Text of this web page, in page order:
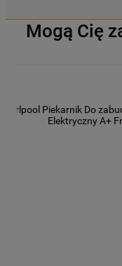
Mogą Cię